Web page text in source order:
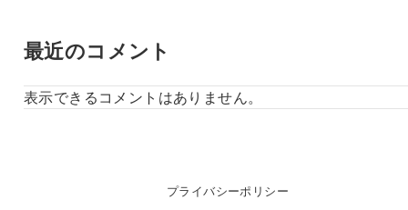
最近のコメント
表示できるコメントはありません。
プライバシーポリシー